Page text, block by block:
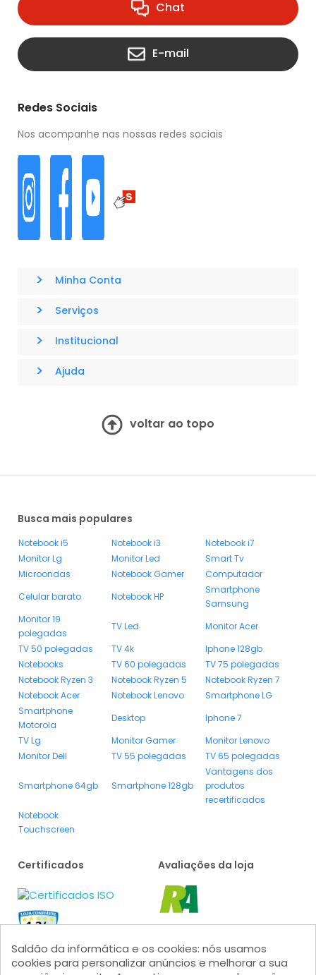
Chat
E-mail
Redes Sociais
Nos acompanhe nas nossas redes sociais
> Minha Conta
> Serviços
> Institucional
> Ajuda
voltar ao topo
Busca mais populares
Notebook i5 Notebook i3
Notebook i7
Monitor Lg
Monitor Led
Smart Tv
Microondas
Notebook Gamer
Computador
Celular barato
Notebook HP
Smartphone
Samsung
Monitor 19
polegadas
TV Led
Monitor Acer
TV 50 polegadas
TV 4k
Iphone 128gb
Notebooks
TV 60 polegadas
TV 75 polegadas
Notebook Ryzen 3
Notebook Ryzen 5
Notebook Ryzen 7
Notebook Acer
Notebook Lenovo
Smartphone LG
Smartphone
Motorola
Desktop
Iphone 7
TV Lg
Monitor Gamer
Monitor Lenovo
Monitor Dell
TV 55 polegadas TV 65 polegadas
Smartphone 64gb Smartphone 128gb
Vantagens dos
produtos
recertificados
Notebook
Touchscreen
Certificados Avaliações da loja
Saldão da informática e os cookies: nós usamos
cookies para personalizar anúncios e melhorar a sua